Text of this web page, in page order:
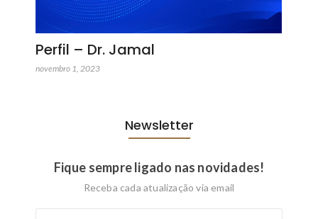
Perfil – Dr. Jamal
novembro 1, 2023
Newsletter
Fique sempre ligado nas novidades!
Receba cada atualização via email